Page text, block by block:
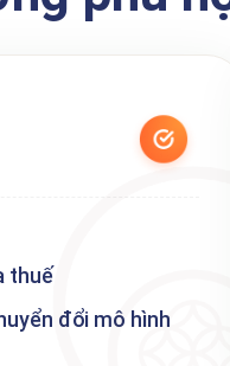
thuế
đổi mô hình